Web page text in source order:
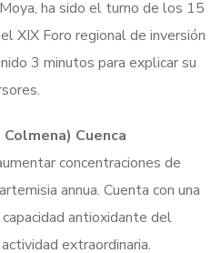
ha sido el turno de los 15
XIX Foro regional de inversión
3 minutos para explicar su
Cuenca
concentraciones de
annua. Cuenta con una
antioxidante del
extraordinaria.